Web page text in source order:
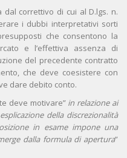
correttivo di cui al D.lgs. n.
i dubbi interpretativi sorti
che consentono la
e l’effettiva assenza di
del precedente contratto
che deve coesistere con
dare debito conto.
deve motivare” in relazione ai
della discrezionalità
in esame impone una
dalla formula di apertura”